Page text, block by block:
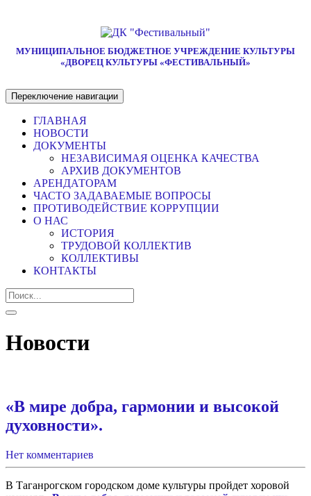
МУНИЦИПАЛЬНОЕ БЮДЖЕТНОЕ УЧРЕЖДЕНИЕ КУЛЬТУРЫ
«ДВОРЕЦ КУЛЬТУРЫ «ФЕСТИВАЛЬНЫЙ»
Переключение навигации
ГЛАВНАЯ
НОВОСТИ
ДОКУМЕНТЫ
НЕЗАВИСИМАЯ ОЦЕНКА КАЧЕСТВА
АРХИВ ДОКУМЕНТОВ
АРЕНДАТОРАМ
ЧАСТО ЗАДАВАЕМЫЕ ВОПРОСЫ
ПРОТИВОДЕЙСТВИЕ КОРРУПЦИИ
О НАС
ИСТОРИЯ
ТРУДОВОЙ КОЛЛЕКТИВ
КОЛЛЕКТИВЫ
КОНТАКТЫ
Новости
«В мире добра, гармонии и высокой
духовности».
Нет комментариев
В Таганрогском городском доме культуры пройдет хоровой